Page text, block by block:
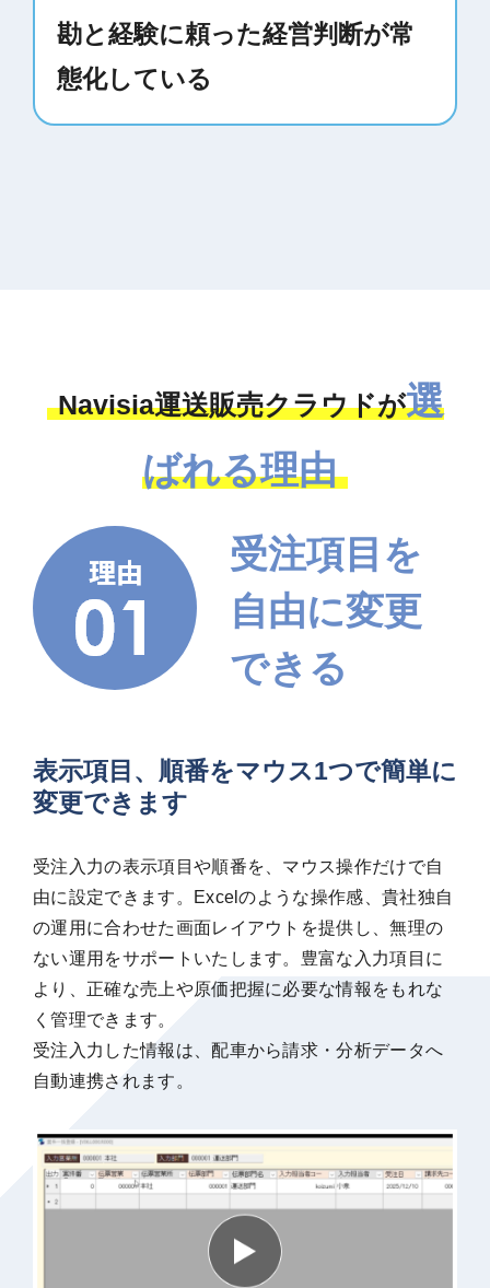
勘と経験に頼った経営判断が常
態化している
Navisia運送販売クラウドが選
ばれる理由
受注項目を
自由に変更
できる
表示項目、順番をマウス1つで簡単に
変更できます
受注入力の表示項目や順番を、マウス操作だけで自
由に設定できます。Excelのような操作感、貴社独自
の運用に合わせた画面レイアウトを提供し、無理の
ない運用をサポートいたします。豊富な入力項目に
より、正確な売上や原価把握に必要な情報をもれな
く管理できます。
受注入力した情報は、配車から請求・分析データへ
自動連携されます。